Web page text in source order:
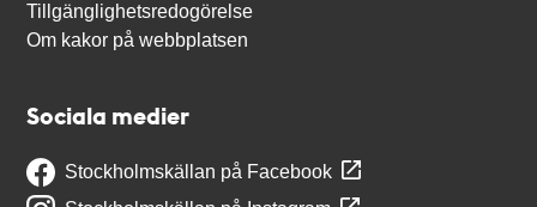
Tillgänglighetsredogörelse
Om kakor på webbplatsen
Sociala medier
Stockholmskällan på Facebook